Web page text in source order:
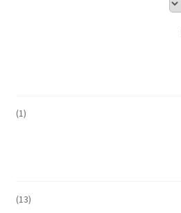
(1)
(13)